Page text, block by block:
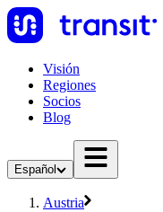
Visión
Regiones
Socios
Blog
Español
Austria